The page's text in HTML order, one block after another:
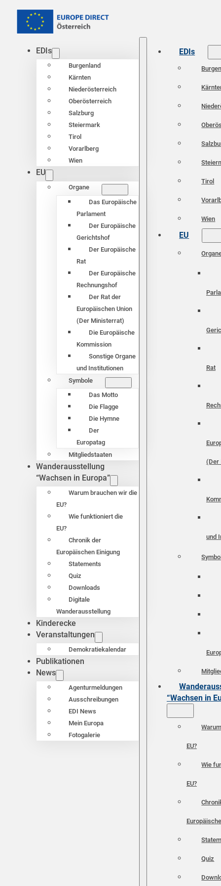
EDIs
Burgenland
Kärnten
Niederösterreich
Oberösterreich
Salzburg
Steiermark
Tirol
Vorarlberg
Wien
EU
Organe
Das Europäische
Parlament
Der Europäische
Gerichtshof
Der Europäische
Rat
Der Europäische
Rechnungshof
Der Rat der
Europäischen Union
(Der Ministerrat)
Die Europäische
Kommission
Sonstige Organe
und Institutionen
Symbole
Das Motto
Die Flagge
Die Hymne
Der
Europatag
Mitgliedstaaten
Wanderausstellung
“Wachsen in Europa”
Warum brauchen wir die
EU?
Wie funktioniert die
EU?
Chronik der
Europäischen Einigung
Statements
Quiz
Downloads
Digitale
Wanderausstellung
Kinderecke
Veranstaltungen
Demokratiekalendar
Publikationen
News
Agenturmeldungen
Ausschreibungen
EDI News
Mein Europa
Fotogalerie
EDIs
Tirol
Wien
EU
Rat
(Der
und
“Wachsen in
EU?
Wie
EU?
Quiz